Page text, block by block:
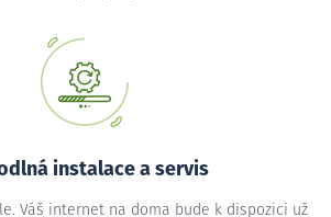
instalace a servis
Váš internet na doma bude k dispozici už